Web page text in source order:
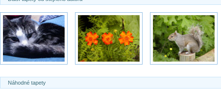
Náhodné tapety